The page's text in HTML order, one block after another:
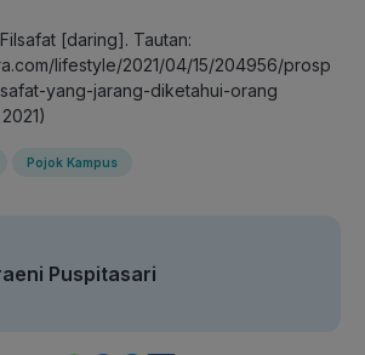
[daring]. Tautan:
lifestyle/2021/04/15/204956/prosp
yang-jarang-diketahui-orang
Pojok Kampus
Puspitasari